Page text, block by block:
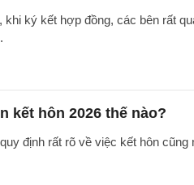
ký kết hợp đồng, các bên rất
kết hôn 2026 thế nào?
định rất rõ về việc kết hôn